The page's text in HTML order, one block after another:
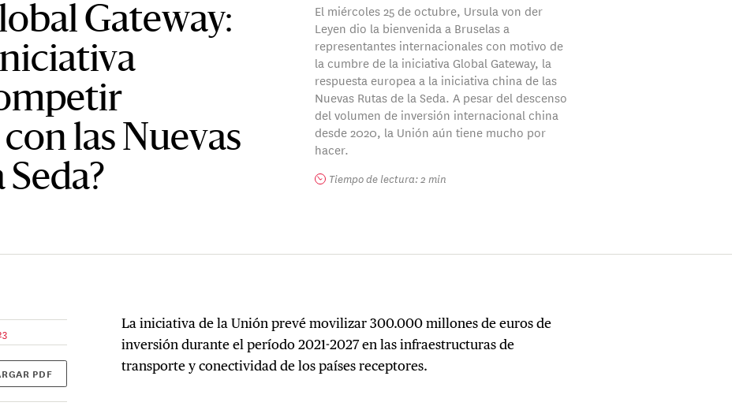
Gateway:
las Nuevas
Seda?
El miércoles 25 de octubre, Ursula von der
Leyen dio la bienvenida a Bruselas a
representantes internacionales con motivo de
la cumbre de la iniciativa Global Gateway, la
respuesta europea a la iniciativa china de las
Nuevas Rutas de la Seda. A pesar del descenso
del volumen de inversión internacional china
desde 2020, la Unión aún tiene mucho por
hacer.
Tiempo de lectura: 2 min
PDF
La iniciativa de la Unión prevé movilizar 300.000 millones de euros de
inversión durante el período 2021-2027 en las infraestructuras de
transporte y conectividad de los países receptores.